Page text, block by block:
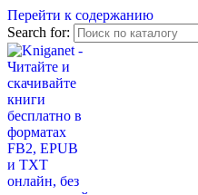
Перейти к содержанию
Search for: